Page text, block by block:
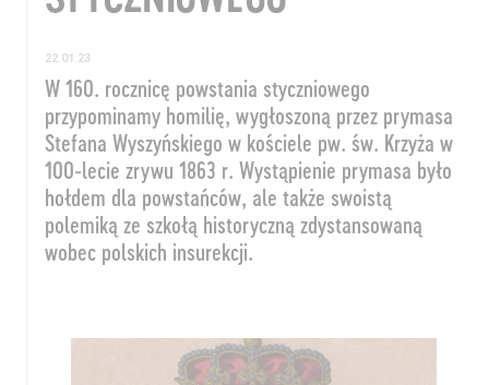
22.01.23
W 160. rocznicę powstania styczniowego
przypominamy homilię, wygłoszoną przez prymasa
Stefana Wyszyńskiego w kościele pw. św. Krzyża w
100-lecie zrywu 1863 r. Wystąpienie prymasa było
hołdem dla powstańców, ale także swoistą
polemiką ze szkołą historyczną zdystansowaną
wobec polskich insurekcji.